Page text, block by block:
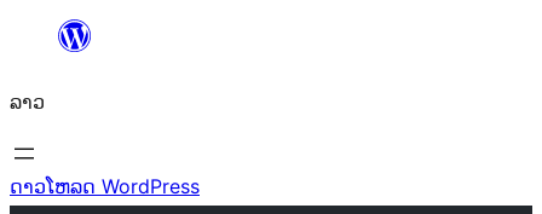
ທີ່
ເນື້ອຫາ
ລາວ
ດາວໂຫລດ WordPress